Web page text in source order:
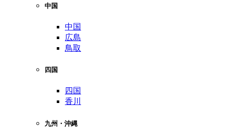
中国
中国
広島
鳥取
四国
四国
香川
九州・沖縄